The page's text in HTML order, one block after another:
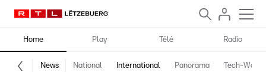
Home Play Télé Radio
News National International Panorama Tech-World